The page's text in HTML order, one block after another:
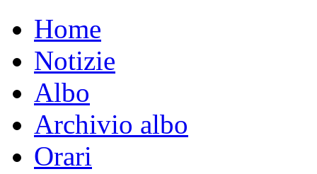
Home
Notizie
Albo
Archivio albo
Orari